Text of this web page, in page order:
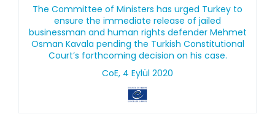
The Committee of Ministers has urged Turkey to
ensure the immediate release of jailed
businessman and human rights defender Mehmet
Osman Kavala pending the Turkish Constitutional
Court’s forthcoming decision on his case.
CoE, 4 Eylül 2020